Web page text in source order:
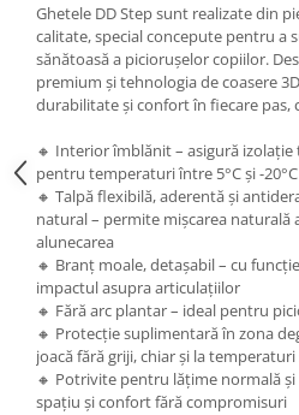
Ghetele DD Step sunt realizate din
calitate, special concepute pentru a
sănătoasă a piciorușelor copiilor.
premium și tehnologia de coasere
durabilitate și confort în fiecare pas,
🔸 Interior îmblănit – asigură
pentru temperaturi între 5°C și -20°C
🔸 Talpă flexibilă, aderentă și
natural – permite mișcarea naturală
alunecarea
🔸 Branț moale, detașabil – cu
impactul asupra articulațiilor
🔸 Fără arc plantar – ideal pentru
🔸 Protecție suplimentară în zona
joacă fără griji, chiar și la
🔸 Potrivite pentru lățime normală
spațiu și confort fără compromisuri